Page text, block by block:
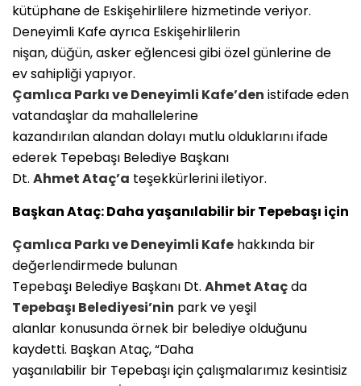
kütüphane de Eskişehirlilere hizmetinde veriyor.
Deneyimli Kafe ayrıca Eskişehirlilerin
nişan, düğün, asker eğlencesi gibi özel günlerine de
ev sahipliği yapıyor.
Çamlıca Parkı ve Deneyimli Kafe’den istifade eden
vatandaşlar da mahallelerine
kazandırılan alandan dolayı mutlu olduklarını ifade
ederek Tepebaşı Belediye Başkanı
Dt. Ahmet Ataç’a teşekkürlerini iletiyor.
Başkan Ataç: Daha yaşanılabilir bir Tepebaşı için
Çamlıca Parkı ve Deneyimli Kafe hakkında bir
değerlendirmede bulunan
Tepebaşı Belediye Başkanı Dt. Ahmet Ataçda
Tepebaşı Belediyesi’nin park ve yeşil
alanlar konusunda örnek bir belediye olduğunu
kaydetti. Başkan Ataç, “Daha
yaşanılabilir bir Tepebaşı için çalışmalarımız kesintisiz